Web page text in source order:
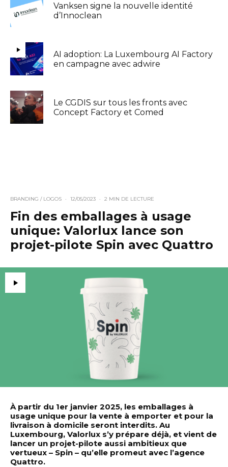
Vanksen signe la nouvelle identité
d’Innoclean
AI adoption: La Luxembourg AI Factory
en campagne avec adwire
Le CGDIS sur tous les fronts avec
Concept Factory et Comed
BRANDING / LOGOS · 12/05/2023 · 2 MIN DE LECTURE
Fin des emballages à usage
unique: Valorlux lance son
projet-pilote Spin avec Quattro
À partir du 1er janvier 2025, les emballages à
usage unique pour la vente à emporter et pour la
livraison à domicile seront interdits. Au
Luxembourg, Valorlux s’y prépare déjà, et vient de
lancer un projet-pilote aussi ambitieux que
vertueux – Spin – qu’elle promeut avec l’agence
Quattro.